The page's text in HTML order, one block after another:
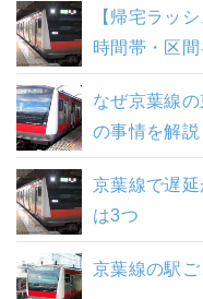
【帰宅ラッ
時間帯・区
なぜ京葉線
の事情を解説
京葉線で遅
は3つ
京葉線の駅